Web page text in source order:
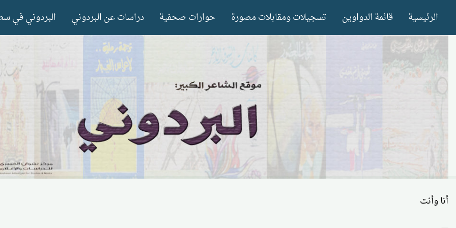
content
الرئيسية قائمة الدواوين تسجيلات ومقابلات مصورة حوارات صحفية دراسات عن البردوني البردوني في
أنا وأنت